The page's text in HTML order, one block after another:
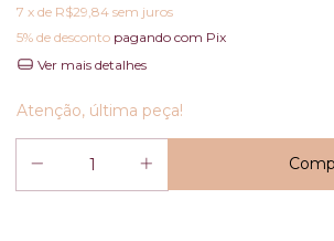
7 x de R$29,84 sem juros
5% de desconto pagando com Pix
Ver mais detalhes
Atenção, última peça!